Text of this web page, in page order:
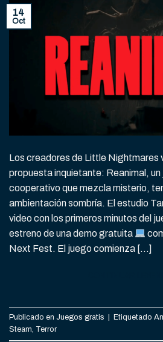
14
Oct
Los creadores de Little Nightmares
propuesta inquietante: Reanimal,
cooperativo que mezcla misterio,
ambientación sombría. El estudio
video con los primeros minutos del
estreno de una demo gratuita
Next Fest. El juego comienza […]
Publicado en Juegos gratis Etiquetado
Steam, Terror